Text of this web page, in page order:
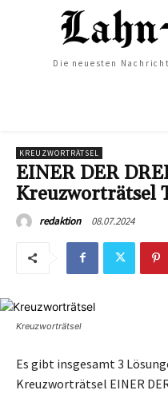
Die neuesten
KREUZWORTRÄTSEL
EINER DER
Kreuzworträtsel
redaktion 08.07.2024
Kreuzworträtsel
Es gibt insgesamt 3
Kreuzworträtsel EINER